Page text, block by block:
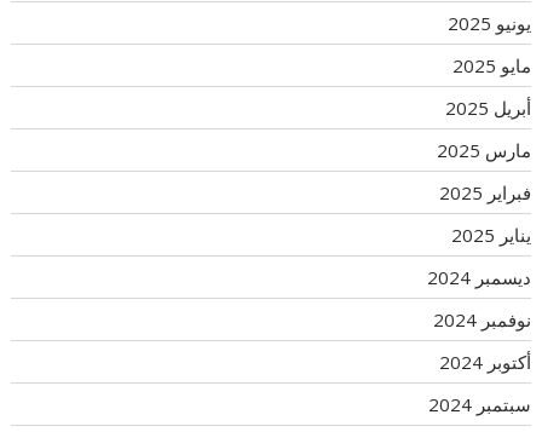
يونيو 2025
مايو 2025
أبريل 2025
مارس 2025
فبراير 2025
يناير 2025
ديسمبر 2024
نوفمبر 2024
أكتوبر 2024
سبتمبر 2024